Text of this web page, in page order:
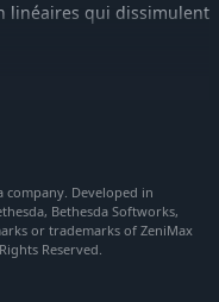
linéaires qui dissimulent
C'est à vous, l'un
la station, qu'il
company. Developed in
Bethesda Softworks,
or trademarks of ZeniMax
Reserved.